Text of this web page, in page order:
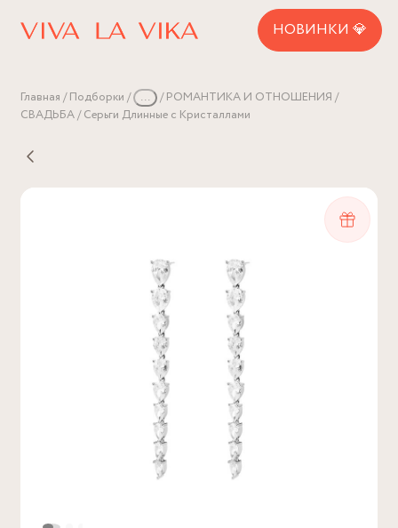
НОВИНКИ 💎
Главная Подборки ...
РОМАНТИКА И ОТНОШЕНИЯ
СВАДЬБА Серьги Длинные с Кристаллами